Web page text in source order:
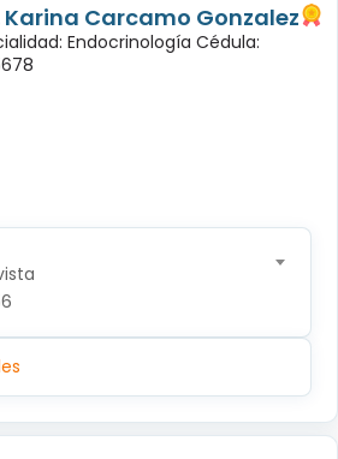
Karina Carcamo Gonzalez
Endocrinología Cédula: